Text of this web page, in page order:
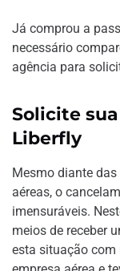
Já comprou a
necessário
agência para
Solicite
Liberfly
Mesmo diante
aéreas, o
imensuráveis.
meios de receber
esta situação com